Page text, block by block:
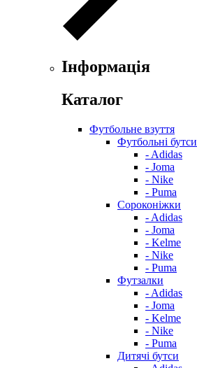
Інформація
Каталог
Футбольне взуття
Футбольні бутси
- Adidas
- Joma
- Nike
- Puma
Сороконіжки
- Adidas
- Joma
- Kelme
- Nike
- Puma
Футзалки
- Adidas
- Joma
- Kelme
- Nike
- Puma
Дитячі бутси